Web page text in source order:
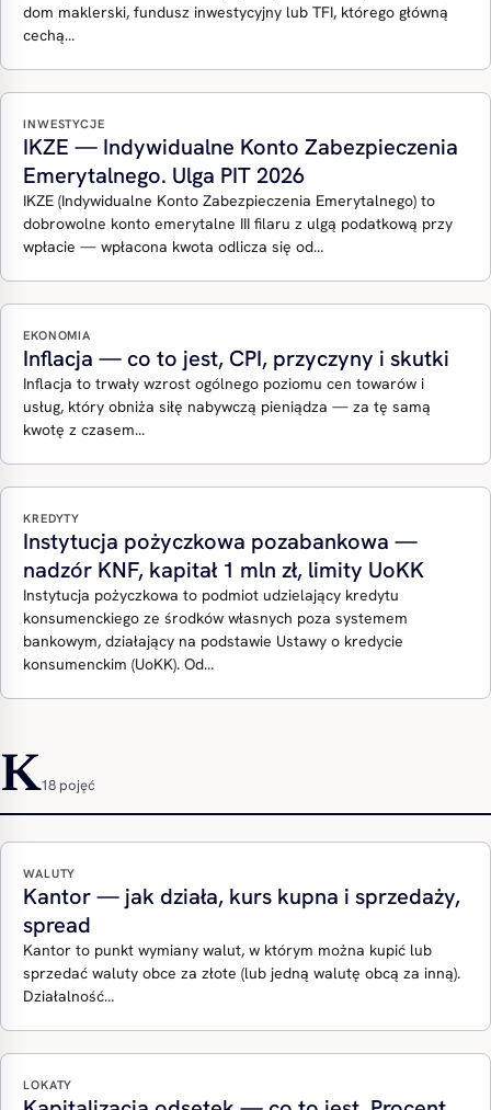
dom maklerski, fundusz inwestycyjny lub TFI, którego główną
cechą…
INWESTYCJE
IKZE — Indywidualne Konto Zabezpieczenia
Emerytalnego. Ulga PIT 2026
IKZE (Indywidualne Konto Zabezpieczenia Emerytalnego) to
dobrowolne konto emerytalne III filaru z ulgą podatkową przy
wpłacie — wpłacona kwota odlicza się od…
EKONOMIA
Inflacja — co to jest, CPI, przyczyny i skutki
Inflacja to trwały wzrost ogólnego poziomu cen towarów i
usług, który obniża siłę nabywczą pieniądza — za tę samą
kwotę z czasem…
KREDYTY
Instytucja pożyczkowa pozabankowa —
nadzór KNF, kapitał 1 mln zł, limity UoKK
Instytucja pożyczkowa to podmiot udzielający kredytu
konsumenckiego ze środków własnych poza systemem
bankowym, działający na podstawie Ustawy o kredycie
konsumenckim (UoKK). Od…
K18 pojęć
WALUTY
Kantor — jak działa, kurs kupna i sprzedaży,
spread
Kantor to punkt wymiany walut, w którym można kupić lub
sprzedać waluty obce za złote (lub jedną walutę obcą za inną).
Działalność…
LOKATY